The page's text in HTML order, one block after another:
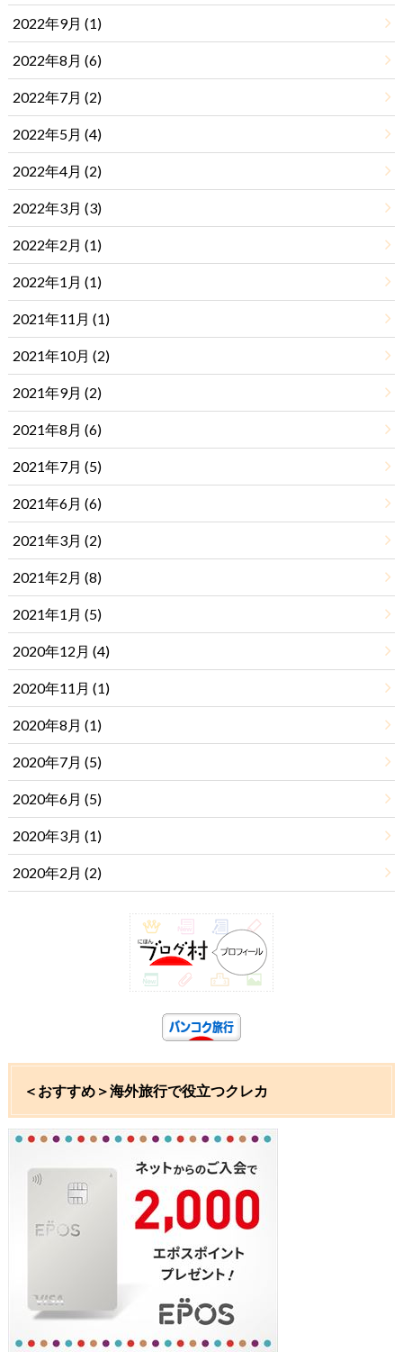
2022年9月 (1)
2022年8月 (6)
2022年7月 (2)
2022年5月 (4)
2022年4月 (2)
2022年3月 (3)
2022年2月 (1)
2022年1月 (1)
2021年11月 (1)
2021年10月 (2)
2021年9月 (2)
2021年8月 (6)
2021年7月 (5)
2021年6月 (6)
2021年3月 (2)
2021年2月 (8)
2021年1月 (5)
2020年12月 (4)
2020年11月 (1)
2020年8月 (1)
2020年7月 (5)
2020年6月 (5)
2020年3月 (1)
2020年2月 (2)
＜おすすめ＞海外旅行で役立つクレカ